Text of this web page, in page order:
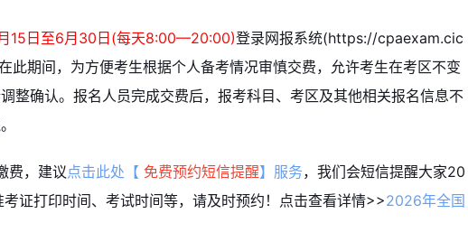
15日至6月30日(每天8:00—20:00)登录网报系统(https://cpaexam.cic
此期间，为方便考生根据个人备考情况审慎交费，允许考生在考区不变
整确认。报名人员完成交费后，报考科目、考区及其他相关报名信息不
费，建议点击此处【 免费预约短信提醒】服务，我们会短信提醒大家20
证打印时间、考试时间等，请及时预约！ 点击查看详情>>2026年全国